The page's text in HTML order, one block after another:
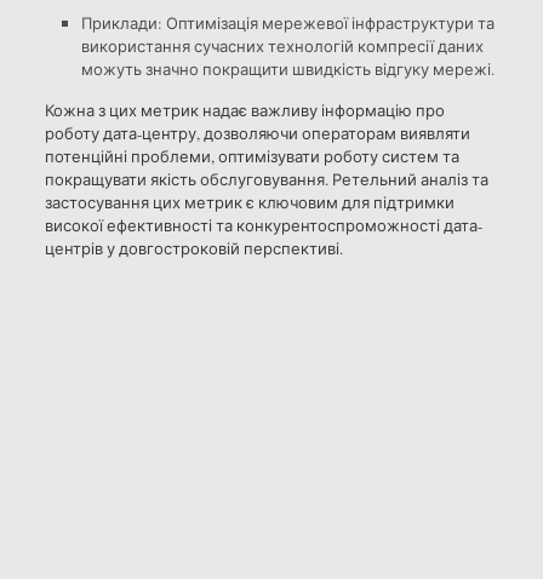
Приклади: Оптимізація мережевої інфраструктури та
використання сучасних технологій компресії даних
можуть значно покращити швидкість відгуку мережі.
Кожна з цих метрик надає важливу інформацію про
роботу дата-центру, дозволяючи операторам виявляти
потенційні проблеми, оптимізувати роботу систем та
покращувати якість обслуговування. Ретельний аналіз та
застосування цих метрик є ключовим для підтримки
високої ефективності та конкурентоспроможності дата-
центрів у довгостроковій перспективі.